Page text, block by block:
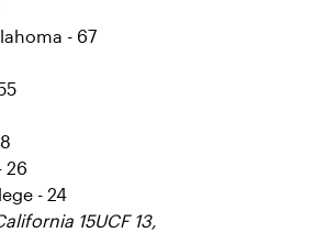
- 67
26
- 24
15UCF 13,